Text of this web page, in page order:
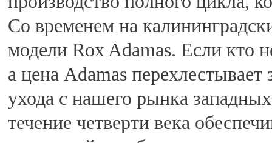
Со временем на
модели Rox Adamas. Если кто
а цена Adamas
ухода с нашего рынка
течение четверти века